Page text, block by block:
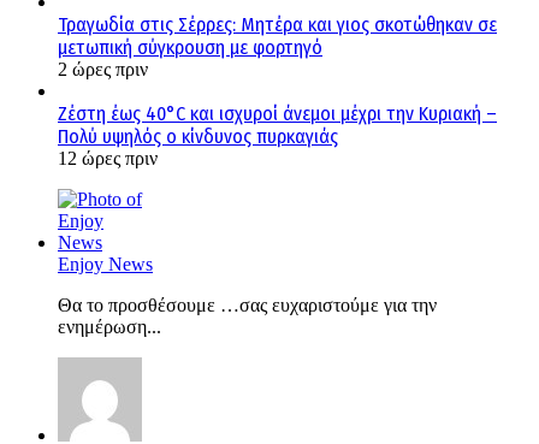
Τραγωδία στις Σέρρες: Μητέρα και γιος σκοτώθηκαν σε
μετωπική σύγκρουση με φορτηγό
2 ώρες πριν
Ζέστη έως 40°C και ισχυροί άνεμοι μέχρι την Κυριακή –
Πολύ υψηλός ο κίνδυνος πυρκαγιάς
12 ώρες πριν
Enjoy News
Θα το προσθέσουμε …σας ευχαριστούμε για την
ενημέρωση...